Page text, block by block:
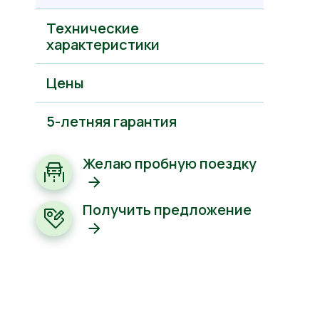
Технические
характеристики
Цены
5-летняя гарантия
Желаю пробную поездку
Получить предложение